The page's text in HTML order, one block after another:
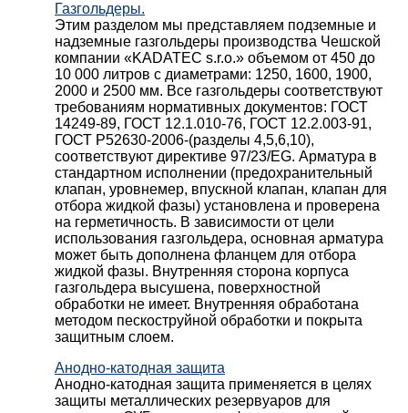
Газгольдеры.
Этим разделом мы представляем подземные и
надземные газгольдеры производства Чешской
компании «KADATEC s.r.o.» объемом от 450 до
10 000 литров с диаметрами: 1250, 1600, 1900,
2000 и 2500 мм. Все газгольдеры соответствуют
требованиям нормативных документов: ГОСТ
14249-89, ГОСТ 12.1.010-76, ГОСТ 12.2.003-91,
ГОСТ Р52630-2006-(разделы 4,5,6,10),
соответствуют директиве 97/23/EG. Арматура в
стандартном исполнении (предохранительный
клапан, уровнемер, впускной клапан, клапан для
отбора жидкой фазы) установлена и проверена
на герметичность. В зависимости от цели
использования газгольдера, основная арматура
может быть дополнена фланцем для отбора
жидкой фазы. Внутренняя сторона корпуса
газгольдера высушена, поверхностной
обработки не имеет. Внутренняя обработана
методом пескоструйной обработки и покрыта
защитным слоем.
Анодно-катодная защита
Анодно-катодная защита применяется в целях
защиты металлических резервуаров для